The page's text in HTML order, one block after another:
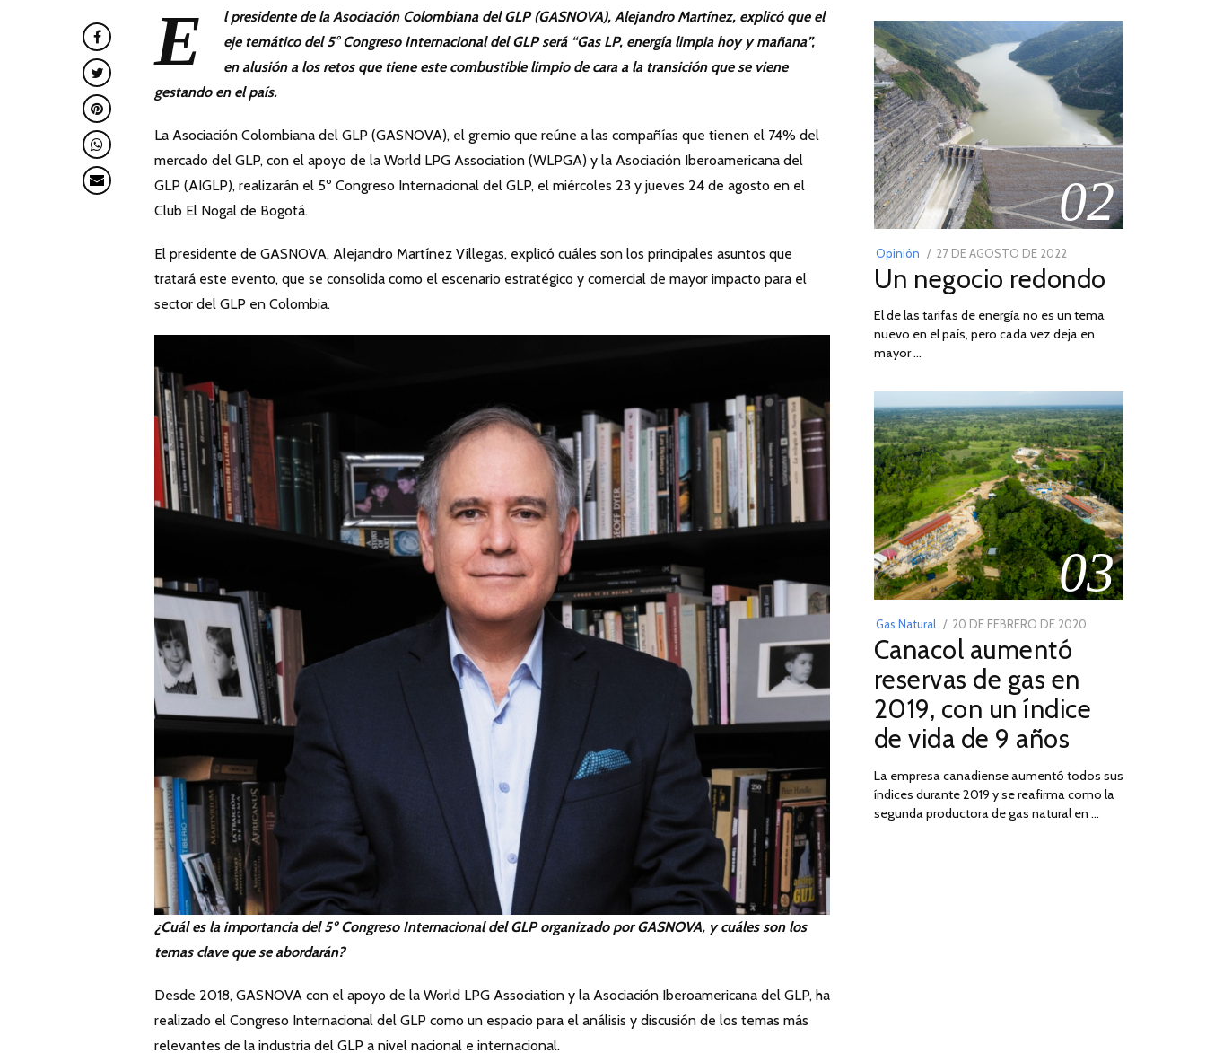
E
l presidente de la Asociación Colombiana del GLP (GASNOVA), Alejandro Martínez, explicó que el
eje temático del 5° Congreso Internacional del GLP será “Gas LP, energía limpia hoy y mañana”,
en alusión a los retos que tiene este combustible limpio de cara a la transición que se viene
gestando en el país.
La Asociación Colombiana del GLP (GASNOVA), el gremio que reúne a las compañías que tienen el 74% del
mercado del GLP, con el apoyo de la World LPG Association (WLPGA) y la Asociación Iberoamericana del
GLP (AIGLP), realizarán el 5º Congreso Internacional del GLP, el miércoles 23 y jueves 24 de agosto en el
Club El Nogal de Bogotá.
El presidente de GASNOVA, Alejandro Martínez Villegas, explicó cuáles son los principales asuntos que
tratará este evento, que se consolida como el escenario estratégico y comercial de mayor impacto para el
sector del GLP en Colombia.
¿Cuál es la importancia del 5º Congreso Internacional del GLP organizado por GASNOVA, y cuáles son los
temas clave que se abordarán?
Desde 2018, GASNOVA con el apoyo de la World LPG Association y la Asociación Iberoamericana del GLP, ha
realizado el Congreso Internacional del GLP como un espacio para el análisis y discusión de los temas más
relevantes de la industria del GLP a nivel nacional e internacional.
02
Opinión
POSTED
ON
27 DE AGOSTO DE 2022
DE
DE
2022
Un negocio redondo
El de las tarifas de energía no es un tema
nuevo en el país, pero cada vez deja en
mayor …
03
Gas Natural
POSTED
ON
20 DE FEBRERO DE 2020
2025
Canacol aumentó
reservas de gas en
2019, con un índice
de vida de 9 años
La empresa canadiense aumentó todos sus
índices durante 2019 y se reafirma como la
segunda productora de gas natural en …